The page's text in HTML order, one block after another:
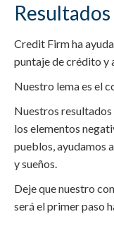
Resultados
Credit Firm ha
puntaje de crédito y
Nuestro lema es el
Nuestros resultados
los elementos
pueblos, ayudamos
y sueños.
Deje que nuestro
será el primer paso